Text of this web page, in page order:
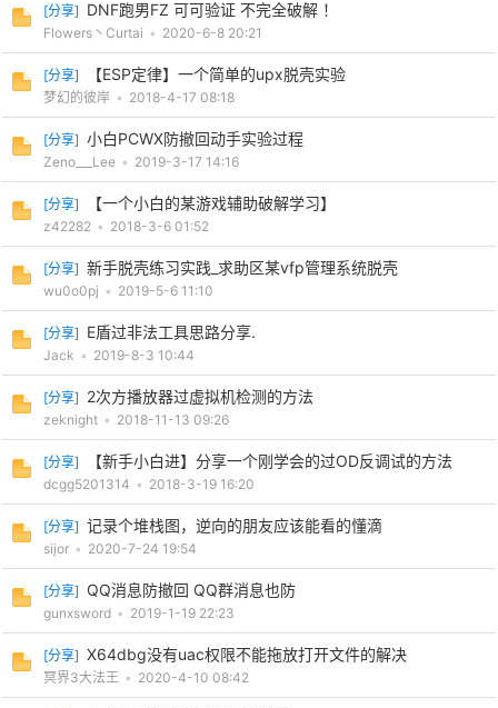
cn [分享] DNF跑男FZ 可可验证 不完全破解 ！
Flowers丶Curtai • 2020-6-8 20:21
[分享] 【ESP定律】一个简单的upx脱壳实验
梦幻的彼岸 • 2018-4-17 08:18
[分享] 小白PCWX防撤回动手实验过程
Zeno___Lee • 2019-3-17 14:16
[分享] 【一个小白的某游戏辅助破解学习】
z42282 • 2018-3-6 01:52
[分享] 新手脱壳练习实践_求助区某vfp管理系统脱壳
wu0o0pj • 2019-5-6 11:10
[分享] E盾过非法工具思路分享.
Jack • 2019-8-3 10:44
[分享] 2次方播放器过虚拟机检测的方法
zeknight • 2018-11-13 09:26
[分享] 【新手小白进】分享一个刚学会的过OD反调试的方法
dcgg5201314 • 2018-3-19 16:20
[分享] 记录个堆栈图，逆向的朋友应该能看的懂滴
sijor • 2020-7-24 19:54
[分享] QQ消息防撤回 QQ群消息也防
gunxsword • 2019-1-19 22:23
[分享] X64dbg没有uac权限不能拖放打开文件的解决
冥界3大法王 • 2020-4-10 08:42